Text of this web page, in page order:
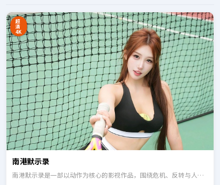
超
清
4K
南港默示录
南港默示录是一部以动作为核心的影视作品，围绕危机、反转与人物